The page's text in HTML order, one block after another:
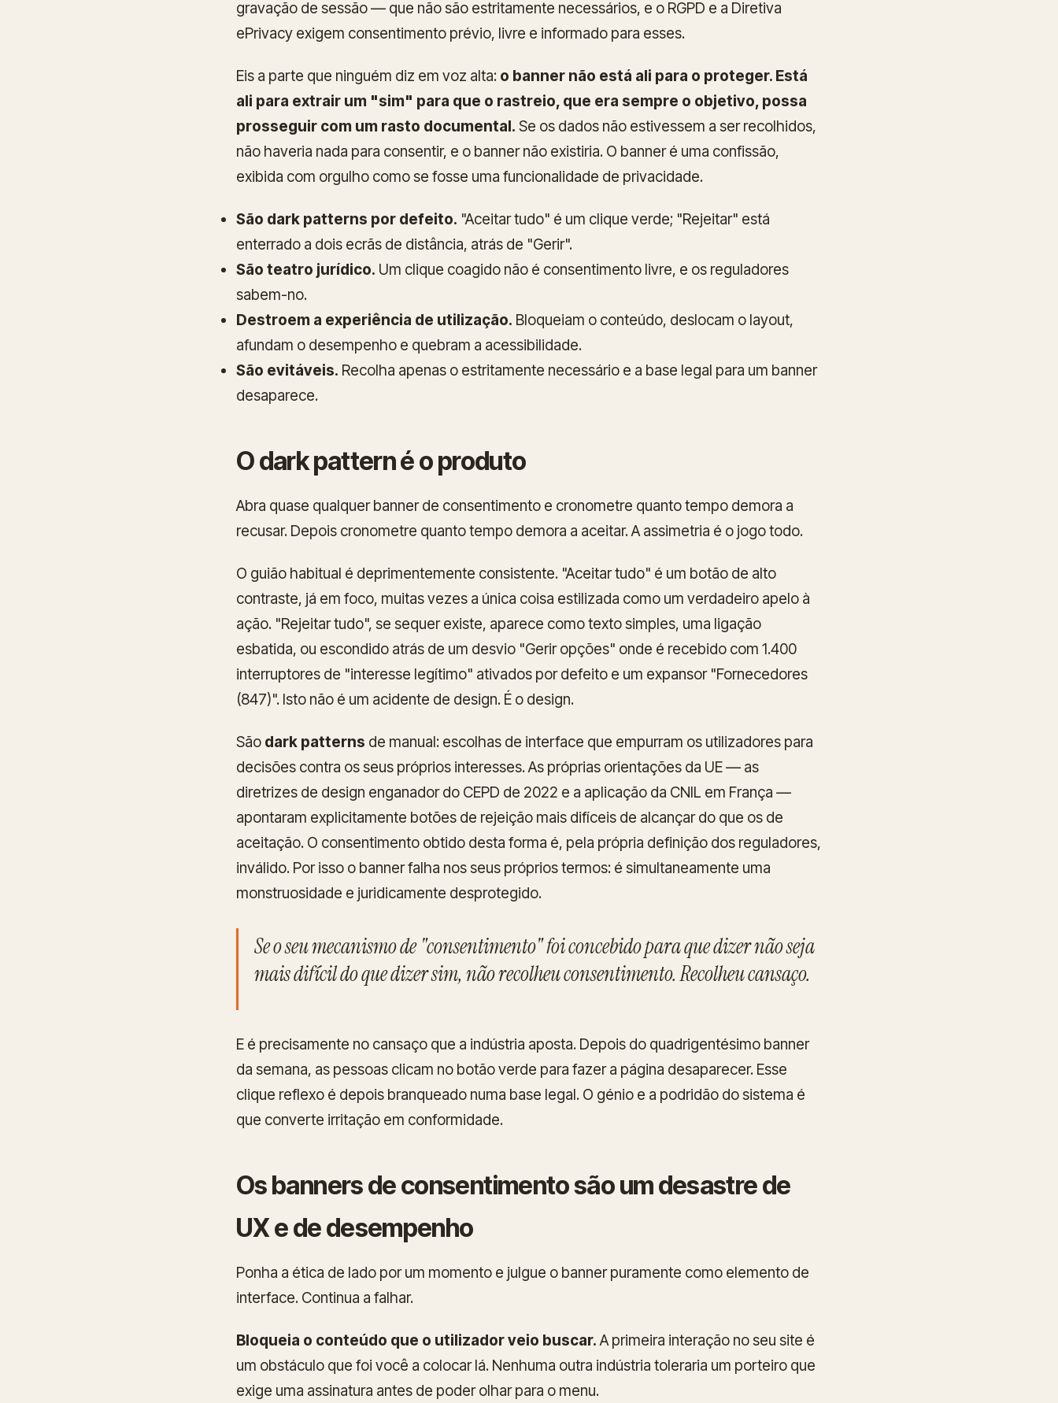
gravação de sessão — que não são estritamente necessários, e o RGPD e a Diretiva
ePrivacy exigem consentimento prévio, livre e informado para esses.
Eis a parte que ninguém diz em voz alta: o banner não está ali para o proteger. Está
ali para extrair um "sim" para que o rastreio, que era sempre o objetivo, possa
prosseguir com um rasto documental. Se os dados não estivessem a ser recolhidos,
não haveria nada para consentir, e o banner não existiria. O banner é uma confissão,
exibida com orgulho como se fosse uma funcionalidade de privacidade.
São dark patterns por defeito. "Aceitar tudo" é um clique verde; "Rejeitar" está
enterrado a dois ecrãs de distância, atrás de "Gerir".
São teatro jurídico. Um clique coagido não é consentimento livre, e os reguladores
sabem-no.
Destroem a experiência de utilização. Bloqueiam o conteúdo, deslocam o layout,
afundam o desempenho e quebram a acessibilidade.
São evitáveis. Recolha apenas o estritamente necessário e a base legal para um banner
desaparece.
O dark pattern é o produto
Abra quase qualquer banner de consentimento e cronometre quanto tempo demora a
recusar. Depois cronometre quanto tempo demora a aceitar. A assimetria é o jogo todo.
O guião habitual é deprimentemente consistente. "Aceitar tudo" é um botão de alto
contraste, já em foco, muitas vezes a única coisa estilizada como um verdadeiro apelo à
ação. "Rejeitar tudo", se sequer existe, aparece como texto simples, uma ligação
esbatida, ou escondido atrás de um desvio "Gerir opções" onde é recebido com 1.400
interruptores de "interesse legítimo" ativados por defeito e um expansor "Fornecedores
(847)". Isto não é um acidente de design. É o design.
São dark patterns de manual: escolhas de interface que empurram os utilizadores para
decisões contra os seus próprios interesses. As próprias orientações da UE — as
diretrizes de design enganador do CEPD de 2022 e a aplicação da CNIL em França —
apontaram explicitamente botões de rejeição mais difíceis de alcançar do que os de
aceitação. O consentimento obtido desta forma é, pela própria definição dos reguladores,
inválido. Por isso o banner falha nos seus próprios termos: é simultaneamente uma
monstruosidade e juridicamente desprotegido.
Se o seu mecanismo de "consentimento" foi concebido para que dizer não seja
mais difícil do que dizer sim, não recolheu consentimento. Recolheu cansaço.
E é precisamente no cansaço que a indústria aposta. Depois do quadrigentésimo banner
da semana, as pessoas clicam no botão verde para fazer a página desaparecer. Esse
clique reflexo é depois branqueado numa base legal. O génio e a podridão do sistema é
que converte irritação em conformidade.
Os banners de consentimento são um desastre de
UX e de desempenho
Ponha a ética de lado por um momento e julgue o banner puramente como elemento de
interface. Continua a falhar.
Bloqueia o conteúdo que o utilizador veio buscar. A primeira interação no seu site é
um obstáculo que foi você a colocar lá. Nenhuma outra indústria toleraria um porteiro que
exige uma assinatura antes de poder olhar para o menu.